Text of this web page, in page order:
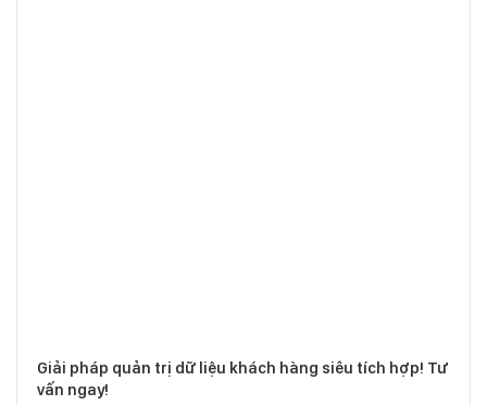
Giải pháp quản trị dữ liệu khách hàng siêu tích hợp! Tư
vấn ngay!